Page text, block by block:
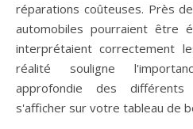
réparations coûteuses. Près
automobiles pourraient être
interprétaient correctement
réalité souligne
approfondie des
s'afficher sur votre tableau de